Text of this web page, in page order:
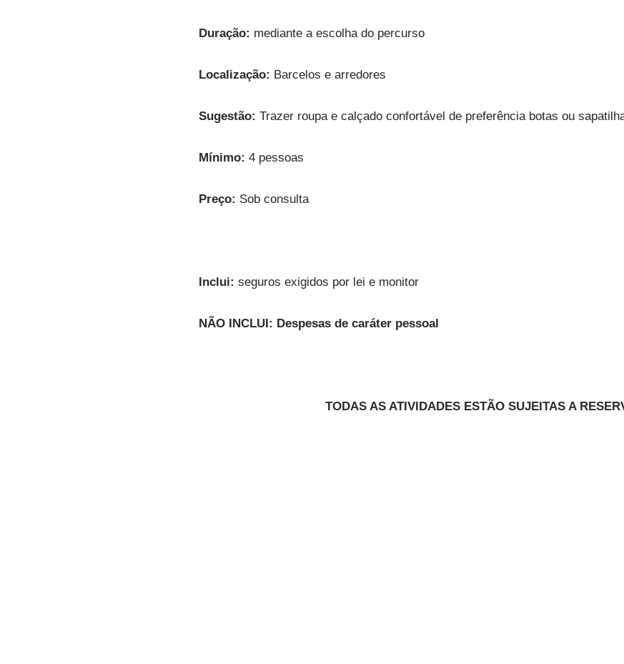
Duração: mediante a escolha do percurso
Localização: Barcelos e arredores
Sugestão: Trazer roupa e calçado confortável de preferência botas ou
Mínimo: 4 pessoas
Preço: Sob consulta
Inclui: seguros exigidos por lei e monitor
NÃO INCLUI: Despesas de caráterpessoal
TODAS AS ATIVIDADES ESTÃO SUJEITAS A